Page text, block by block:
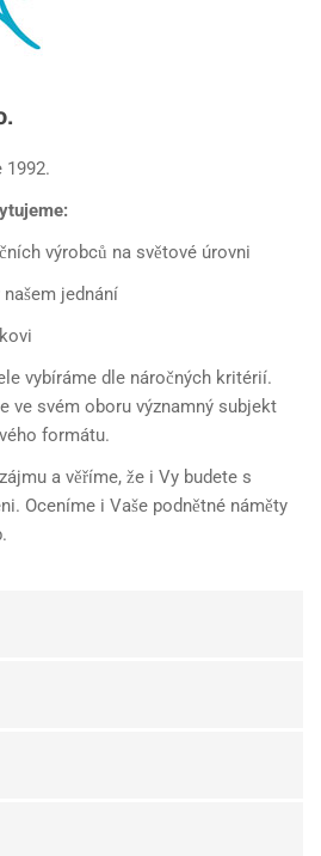
1992.
výrobců na světové úrovni
jednání
vybíráme dle náročných kritérií.
ve svém oboru významný subjekt
formátu.
a věříme, že i Vy budete s
Oceníme i Vaše podnětné náměty